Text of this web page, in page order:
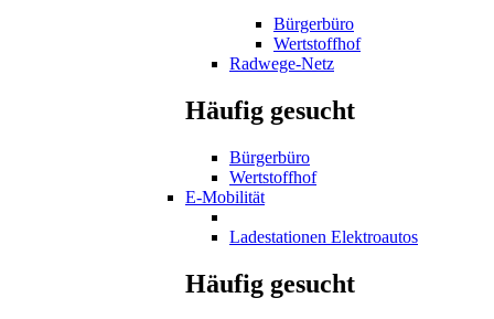
Bürgerbüro
Wertstoffhof
Radwege-Netz
Häufig gesucht
Bürgerbüro
Wertstoffhof
E-Mobilität
Ladestationen Elektroautos
Häufig gesucht